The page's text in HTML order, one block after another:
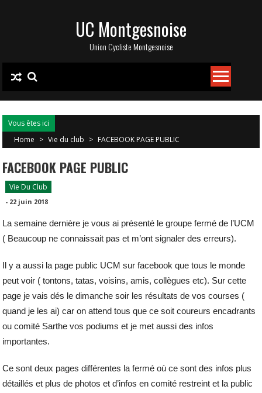
UC Montgesnoise
Union Cycliste Montgesnoise
Vous êtes ici
Home > Vie du club > FACEBOOK PAGE PUBLIC
FACEBOOK PAGE PUBLIC
Vie Du Club
- 22 juin 2018
La semaine dernière je vous ai présenté le groupe fermé de l’UCM
( Beaucoup ne connaissait pas et m’ont signaler des erreurs).
Il y a aussi la page public UCM sur facebook que tous le monde
peut voir ( tontons, tatas, voisins, amis, collègues etc). Sur cette
page je vais dés le dimanche soir les résultats de vos courses (
quand je les ai) car on attend tous que ce soit coureurs encadrants
ou comité Sarthe vos podiums et je met aussi des infos
importantes.
Ce sont deux pages différentes la fermé où ce sont des infos plus
détaillés et plus de photos et d’infos en comité restreint et la public